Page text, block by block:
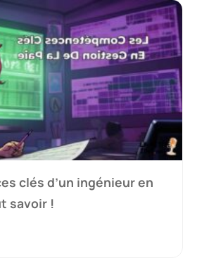
clés d’un ingénieur en
savoir !